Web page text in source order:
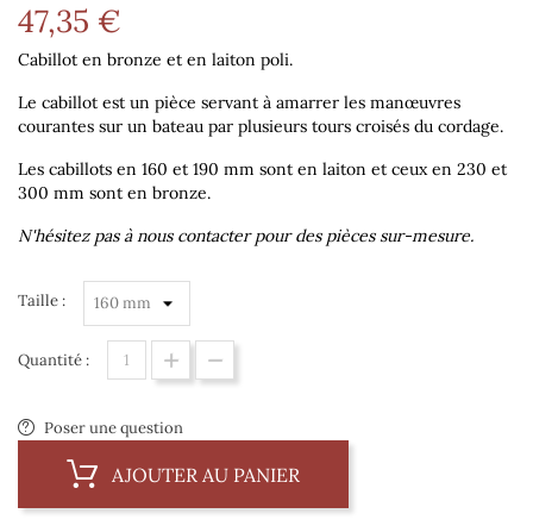
47,35 €
Cabillot en bronze et en laiton poli.
Le cabillot est un pièce servant à amarrer les manœuvres
courantes sur un bateau par plusieurs tours croisés du cordage.
Les cabillots en 160 et 190 mm sont en laiton et ceux en 230 et
300 mm sont en bronze.
N'hésitez pas à nous contacter pour des pièces sur-mesure.
Taille :
Quantité :
Poser une question
AJOUTER AU PANIER